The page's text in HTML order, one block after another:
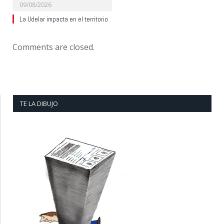
09/08/2026
La Udelar impacta en el territorio
Comments are closed.
TE LA DIBUJO